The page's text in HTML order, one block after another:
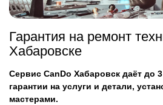
Гарантия на ремонт
Хабаровске
Сервис CanDo Хабаровск даёт до
гарантии на услуги и детали,
мастерами.